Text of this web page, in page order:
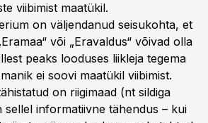
viibimist maatükil.
on väljendanud seisukohta, et
või „Eravaldus“ võivad olla
peaks looduses liikleja tegema
ei soovi maatükil viibimist.
on riigimaad (nt sildiga
sellel informatiivne tähendus – kui